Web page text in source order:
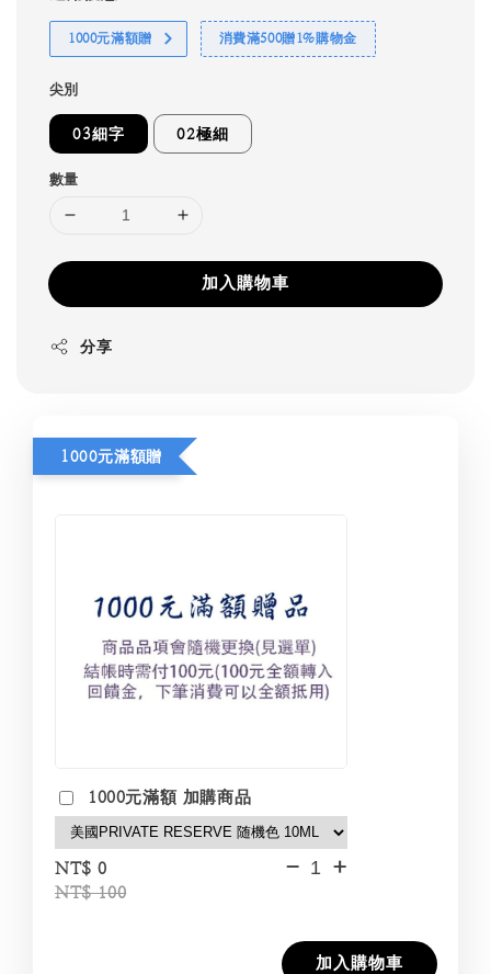
1000元滿額贈 消費滿500贈1%購物金
尖別
03細字 02極細
數量
加入購物車
分享
1000元滿額贈
1000元滿額 加購商品
NT$ 0
NT$ 100
- +
加入購物車